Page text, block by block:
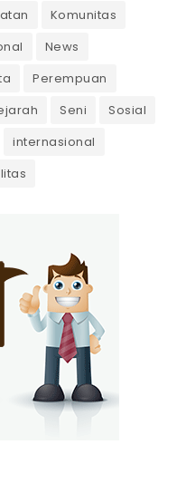
Komunitas
News
Perempuan
Seni
Sosial
internasional